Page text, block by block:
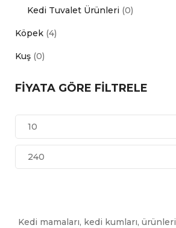
Kedi Tuvalet Ürünleri (0)
Köpek (4)
Kuş (0)
FIYATA GÖRE FILTRELE
Kedi mamaları, kedi kumları, ürünleri